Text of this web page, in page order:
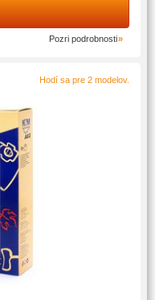
Pozri podrobnosti
Hodí sa pre 2 modelov.